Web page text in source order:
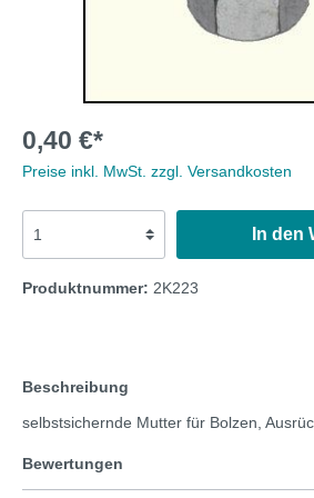
0,40 €*
Preise inkl. MwSt. zzgl. Versandkosten
In den
Produktnummer: 2K223
Beschreibung
selbstsichernde Mutter für Bolzen,
Bewertungen